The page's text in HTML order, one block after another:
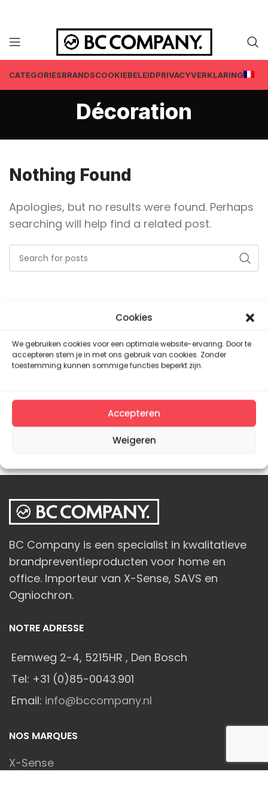
Cookies
We gebruiken cookies voor een optimale website-ervaring. Door te
accepteren stem je in met ons gebruik van cookies. Zonder
toestemming kunnen sommige functies beperkt zijn.
Accepteren
Weigeren
CATEGORIESBRANDSCOOKIEBELEIDPRIVACYVERKLARING
Décoration
Nothing Found
Apologies, but no results were found. Perhaps
searching will help find a related post.
BC Company is een specialist in kwalitatieve
brandpreventieproducten voor home en
office. Importeur van X-Sense, SAVS en
Ogniochron.
NOTRE ADRESSE
Eemweg 2-4, 5215HR , Den Bosch
Tel: +31 (0)85-0043.901
Email: info@bccompany.nl
NOS MARQUES
X-Sense